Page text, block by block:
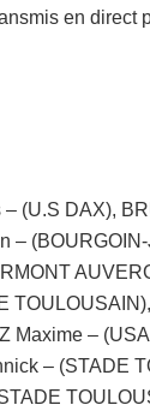
en direct
(U.S DAX),
–
Maxime –
– (STADE